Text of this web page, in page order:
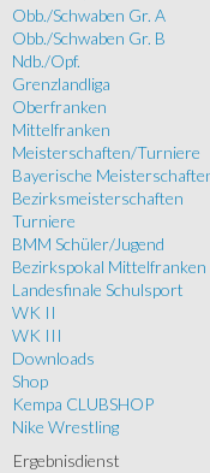
Obb./Schwaben Gr. A
Obb./Schwaben Gr. B
Ndb./Opf.
Grenzlandliga
Oberfranken
Mittelfranken
Meisterschaften/Turniere
Bayerische
Bezirksmeisterschaften
Turniere
BMM Schüler/Jugend
Bezirkspokal Mittelfranken
Landesfinale Schulsport
WK II
WK III
Downloads
Shop
Kempa CLUBSHOP
Nike Wrestling
Ergebnisdienst